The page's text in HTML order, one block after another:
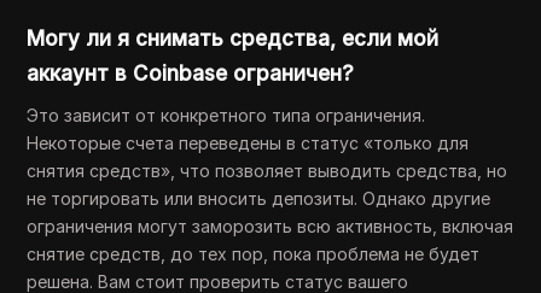
Могу ли я снимать средства, если мой
аккаунт в Coinbase ограничен?
Это зависит от конкретного типа ограничения.
Некоторые счета переведены в статус «только для
снятия средств», что позволяет выводить средства, но
не торгировать или вносить депозиты. Однако другие
ограничения могут заморозить всю активность, включая
снятие средств, до тех пор, пока проблема не будет
решена. Вам стоит проверить статус вашего